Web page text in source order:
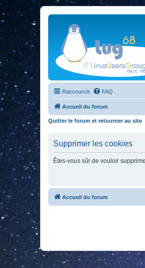
Raccourcis FAQ
Accueil du forum
Quitter le forum et retourner au site
Supprimer les cookies
Êtes-vous sûr de vouloir
Accueil du forum